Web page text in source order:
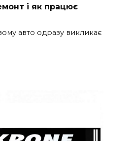
і як працює
авто одразу викликає